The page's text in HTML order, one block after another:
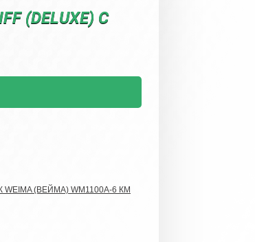
(DELUXE) С
(ВЕЙМА) WM1100А-6 КМ